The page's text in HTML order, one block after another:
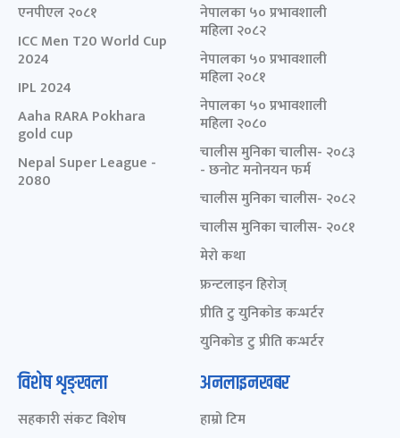
एनपीएल २०८१
ICC Men T20 World Cup
2024
IPL 2024
Aaha RARA Pokhara
gold cup
Nepal Super League -
2080
नेपालका ५० प्रभावशाली
महिला २०८२
नेपालका ५० प्रभावशाली
महिला २०८१
नेपालका ५० प्रभावशाली
महिला २०८०
चालीस मुनिका चालीस- २०८३
- छनोट मनोनयन फर्म
चालीस मुनिका चालीस- २०८२
चालीस मुनिका चालीस- २०८१
मेरो कथा
फ्रन्टलाइन हिरोज्
प्रीति टु युनिकोड कन्भर्टर
युनिकोड टु प्रीति कन्भर्टर
विशेष शृङ्खला
सहकारी संकट विशेष
अनलाइनखबर
हाम्रो टिम